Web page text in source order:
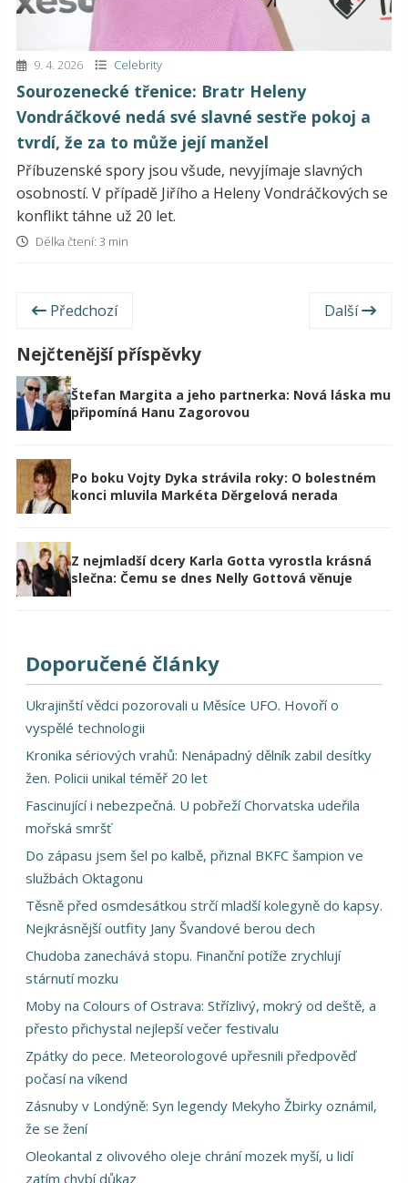
9. 4. 2026 Celebrity
Sourozenecké třenice: Bratr Heleny
Vondráčkové nedá své slavné sestře pokoj a
tvrdí, že za to může její manžel
Příbuzenské spory jsou všude, nevyjímaje slavných
osobností. V případě Jiřího a Heleny Vondráčkových se
konflikt táhne už 20 let.
Délka čtení: 3 min
Předchozí Další
Nejčtenější příspěvky
Štefan Margita a jeho partnerka: Nová láska mu
připomíná Hanu Zagorovou
Po boku Vojty Dyka strávila roky: O bolestném
konci mluvila Markéta Děrgelová nerada
Z nejmladší dcery Karla Gotta vyrostla krásná
slečna: Čemu se dnes Nelly Gottová věnuje
Doporučené články
Ukrajinští vědci pozorovali u Měsíce UFO. Hovoří o
vyspělé technologii
Kronika sériových vrahů: Nenápadný dělník zabil desítky
žen. Policii unikal téměř 20 let
Fascinující i nebezpečná. U pobřeží Chorvatska udeřila
mořská smršť
Do zápasu jsem šel po kalbě, přiznal BKFC šampion ve
službách Oktagonu
Těsně před osmdesátkou strčí mladší kolegyně do kapsy.
Nejkrásnější outfity Jany Švandové berou dech
Chudoba zanechává stopu. Finanční potíže zrychlují
stárnutí mozku
Moby na Colours of Ostrava: Střízlivý, mokrý od deště, a
přesto přichystal nejlepší večer festivalu
Zpátky do pece. Meteorologové upřesnili předpověď
počasí na víkend
Zásnuby v Londýně: Syn legendy Mekyho Žbirky oznámil,
že se žení
Oleokantal z olivového oleje chrání mozek myší, u lidí
zatím chybí důkaz